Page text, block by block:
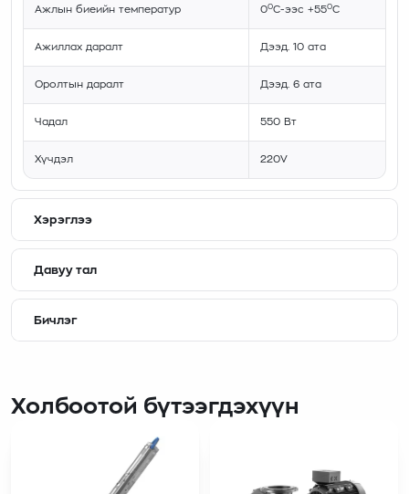
Ажлын биеийн температур 00С-ээс +550С
Ажиллах даралт Дээд. 10 ата
Оролтын даралт Дээд. 6 ата
Чадал 550 Вт
Хүчдэл 220V
Хэрэглээ
Давуу тал
Бичлэг
Холбоотой бүтээгдэхүүн